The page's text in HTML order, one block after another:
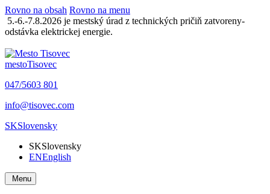
Rovno na obsah Rovno na menu
5.-6.-7.8.2026 je mestský úrad z technických pričiň zatvoreny-
odstávka elektrickej energie.
mestoTisovec
047/5603 801
info@tisovec.com
SKSlovensky
SKSlovensky
ENEnglish
Menu